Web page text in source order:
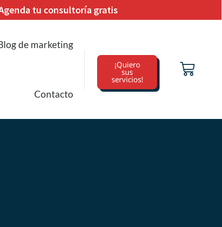
tu consultoría gratis
de marketing
Contacto
¡Quiero
sus
servicios!